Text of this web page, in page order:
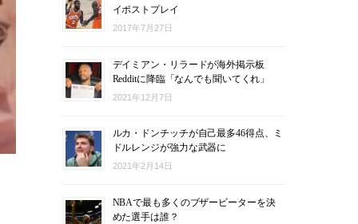
イポストプレイ
2017年7月27日
デイミアン・リラードが海外掲示板
Redditに降臨「なんでも聞いてくれ」
2021年12月7日
ルカ・ドンチッチが自己最多46得点、ミ
ドルレンジが強力な武器に
2021年2月14日
NBAで最も多くのブザービーターを決
めた選手は誰？